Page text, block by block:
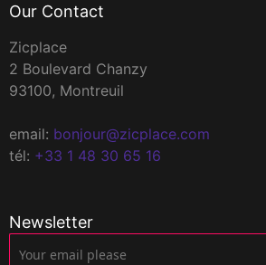
Our Contact
Zicplace
2 Boulevard Chanzy
93100, Montreuil
email: bonjour@zicplace.com
tél: +33 1 48 30 65 16
Newsletter